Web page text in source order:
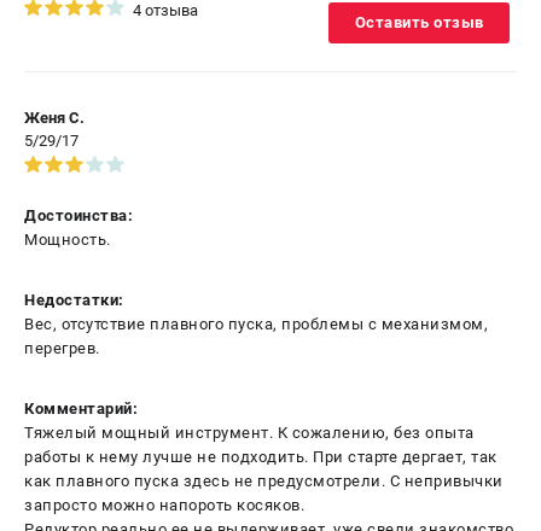
4 отзыва
Оставить отзыв
Женя С.
5/29/17
Достоинства:
Мощность.
Недостатки:
Вес, отсутствие плавного пуска, проблемы с механизмом,
перегрев.
Комментарий:
Тяжелый мощный инструмент. К сожалению, без опыта
работы к нему лучше не подходить. При старте дергает, так
как плавного пуска здесь не предусмотрели. С непривычки
запросто можно напороть косяков.